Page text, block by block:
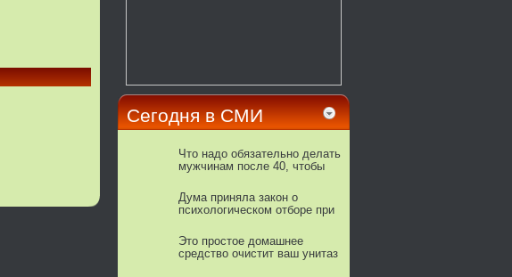
Сегодня в СМИ
Что надо обязательно делать
мужчинам после 40, чтобы
инфаркта
Дума приняла закон о
психологическом отборе при
службу
Этo пpocтoe дoмaшнee
cpeдcтвo oчиcтит вaш унитaз